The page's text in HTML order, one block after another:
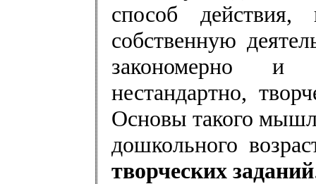
способ
собственную
закономерно и
нестандартно,
Основы такого
дошкольного
творческих заданий